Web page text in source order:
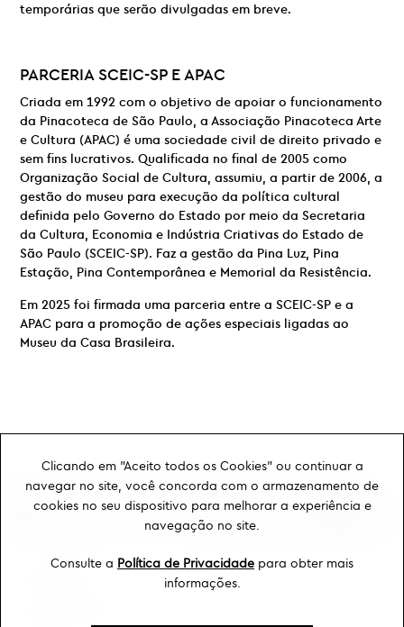
temporárias que serão divulgadas em breve.
PARCERIASCEIC-SP EAPAC
Criada em 1992 com o objetivo de apoiar o funcionamento
da Pinacoteca de São Paulo, a Associação Pinacoteca Arte
e Cultura (APAC) é uma sociedade civil de direito privado e
sem fins lucrativos. Qualificada no final de 2005 como
Organização Social de Cultura, assumiu, a partir de 2006, a
gestão do museu para execução da política cultural
definida pelo Governo do Estado por meio da Secretaria
da Cultura, Economia e Indústria Criativas do Estado de
São Paulo (SCEIC-SP). Faz a gestão da Pina Luz, Pina
Estação, Pina Contemporânea e Memorial da Resistência.
Em 2025 foi firmada uma parceria entre a SCEIC-SP e a
APAC para a promoção de ações especiais ligadas ao
Museu da Casa Brasileira.
Clicando em "Aceito todos os Cookies" ou continuar a
navegar no site, você concorda com o armazenamento de
cookies no seu dispositivo para melhorar a experiência e
navegação no site.
Consulte a Política de Privacidade para obter mais
informações.